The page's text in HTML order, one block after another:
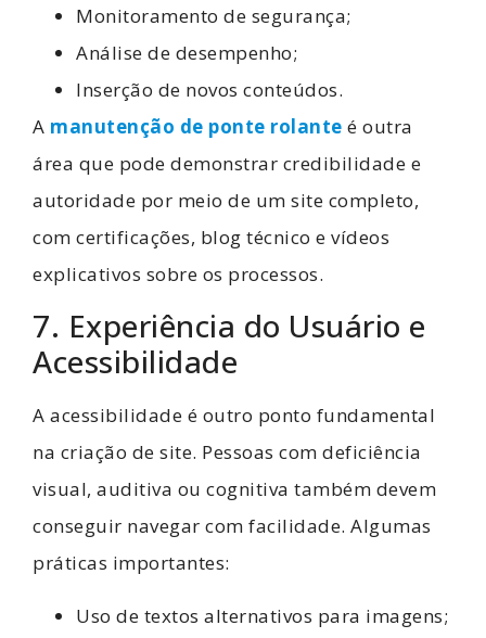
Monitoramento de segurança;
Análise de desempenho;
Inserção de novos conteúdos.
A manutenção de ponte rolante é outra
área que pode demonstrar credibilidade e
autoridade por meio de um site completo,
com certificações, blog técnico e vídeos
explicativos sobre os processos.
7. Experiência do Usuário e
Acessibilidade
A acessibilidade é outro ponto fundamental
na criação de site. Pessoas com deficiência
visual, auditiva ou cognitiva também devem
conseguir navegar com facilidade. Algumas
práticas importantes:
Uso de textos alternativos para imagens;